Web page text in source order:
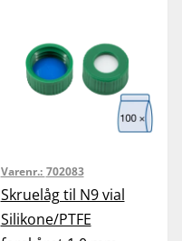
Varenr.: 702083
Skruelåg til N9 vial
Silikone/PTFE